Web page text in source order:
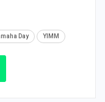
Day YIMM